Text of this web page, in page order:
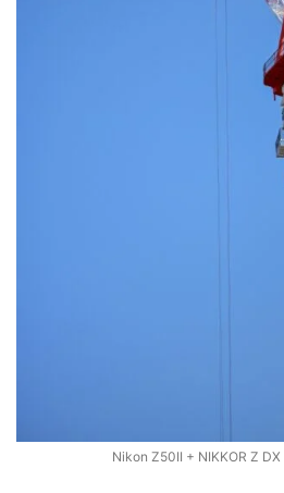
Nikon Z50II + NIKKOR Z